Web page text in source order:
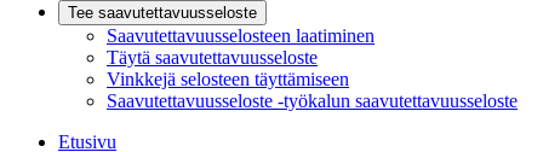
Tee saavutettavuusseloste
Saavutettavuus­selosteen laatiminen
Täytä saavutettavuusseloste
Vinkkejä selosteen täyttämiseen
Saavutettavuusseloste -työkalun saavutettavuusseloste
Etusivu